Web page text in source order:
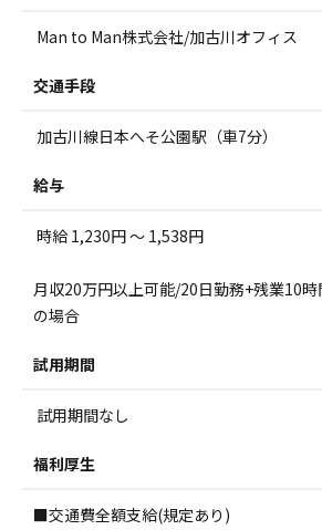
Man to Man株式会社/加古川オフィス
交通手段
加古川線日本へそ公園駅（車7分）
給与
時給 1,230円 ～ 1,538円
月収20万円以上可能/20日勤務+残業10
の場合
試用期間
試用期間なし
福利厚生
■交通費全額支給(規定あり)